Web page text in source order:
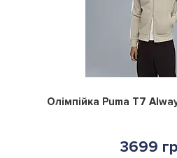
Олімпійка Puma T7
3699